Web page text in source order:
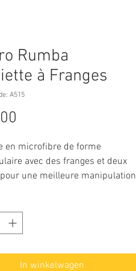
Rumba
à Franges
A515
en microfibre de forme
avec des franges et deux
une meilleure manipulation
grande quantité d'humidité.
Turquoise et anthracite avec
Est présentée dans un sac
In winkelwagen